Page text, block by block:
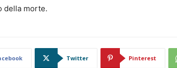
della morte.
Twitter Pinterest